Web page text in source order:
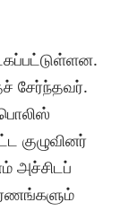
சேர்ந்தவர்.
குழுவினர்
அச்சிடப்